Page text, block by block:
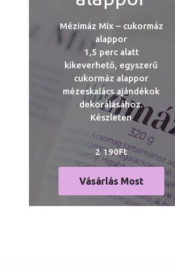
Mézimáz Mix – cukormáz
alappor
1,5 perc alatt
kikeverhető, egyszerű
cukormáz alappor
mézeskalács ajándékok
dekorálásához.
Készleten
2 190Ft
Vásárlás Most